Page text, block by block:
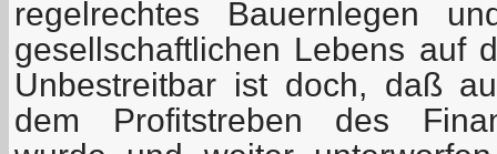
regelrechtes Bauernlegen
gesellschaftlichen Lebens auf
Unbestreitbar ist doch, daß
dem Profitstreben des